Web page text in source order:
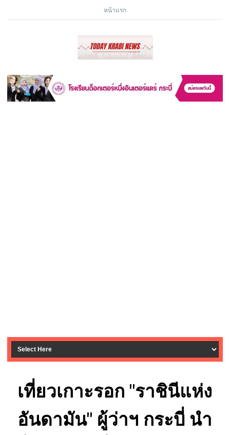
หน้าแรก
เที่ยวเกาะรอก "ราชินีแห่ง
อันดามัน" ผู้ว่าฯ กระบี่ นำ